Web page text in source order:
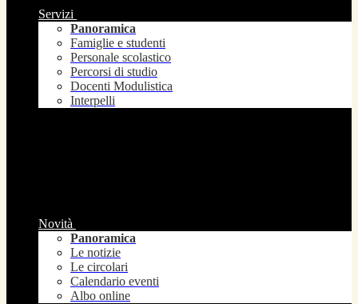
Servizi
Panoramica
Famiglie e studenti
Personale scolastico
Percorsi di studio
Docenti Modulistica
Interpelli
Novità
Panoramica
Le notizie
Le circolari
Calendario eventi
Albo online